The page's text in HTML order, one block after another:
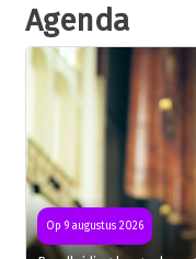
Agenda
Op 9 augustus 2026